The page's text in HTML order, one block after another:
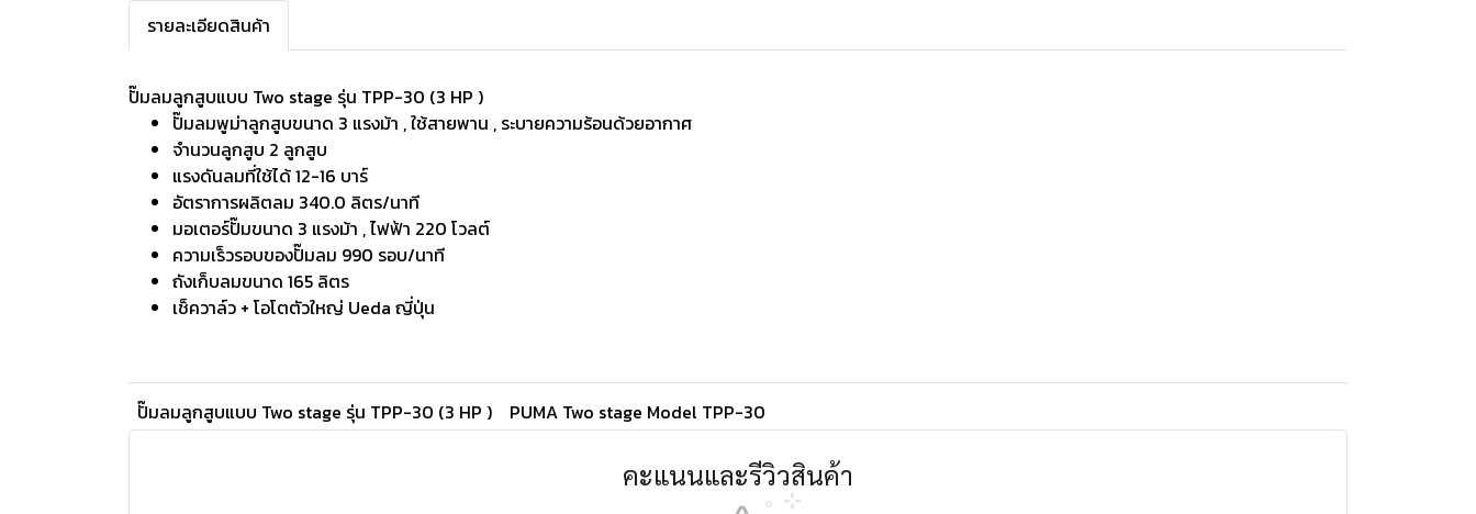
รายละเอียดสินค้า
ปั๊มลมลูกสูบแบบ Two stage รุ่น TPP-30 (3 HP )
ปั๊มลมพูม่าลูกสูบขนาด 3 แรงม้า , ใช้สายพาน , ระบายความร้อนด้วยอากาศ
จำนวนลูกสูบ 2 ลูกสูบ
แรงดันลมที่ใช้ได้ 12-16 บาร์
อัตราการผลิตลม 340.0 ลิตร/นาที
มอเตอร์ปั๊มขนาด 3 แรงม้า , ไฟฟ้า 220 โวลต์
ความเร็วรอบของปั๊มลม 990 รอบ/นาที
ถังเก็บลมขนาด 165 ลิตร
เช็ควาล์ว + โอโตตัวใหญ่ Ueda ญี่ปุ่น
ปั๊มลมลูกสูบแบบ Two stage รุ่น TPP-30 (3 HP ) PUMA Two stage Model TPP-30
คะแนนและรีวิวสินค้า